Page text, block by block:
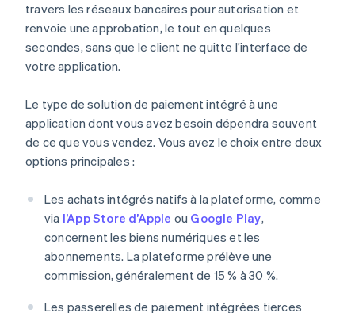
travers les réseaux bancaires pour autorisation et
renvoie une approbation, le tout en quelques
secondes, sans que le client ne quitte l’interface de
votre application.
Le type de solution de paiement intégré à une
application dont vous avez besoin dépendra souvent
de ce que vous vendez. Vous avez le choix entre deux
options principales :
Les achats intégrés natifs à la plateforme, comme
via l’App Store d’Apple ou Google Play,
concernent les biens numériques et les
abonnements. La plateforme prélève une
commission, généralement de 15 % à 30 %.
Les passerelles de paiement intégrées tierces